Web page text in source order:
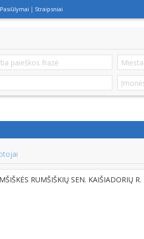
Pasiūlymai Straipsniai
RUMŠIŠKIŲ SEN. KAIŠIADORIŲ R.